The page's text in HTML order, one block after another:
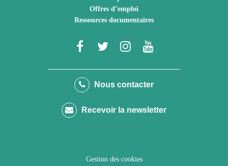
Offres d’emploi
Ressources documentaires
Lien
le
Facebook
Lien
le
Twitter
Lien
le
Instagram
Youtube
Nous contacter
Recevoir la newsletter
Gestion des cookies